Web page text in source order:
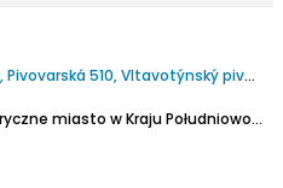
Czechy, Týn nad Vltavou, Pivovarská 510, Vltavotýnský pivovar
Týn nad Vltavou to historyczne miasto w Kraju Południowoczeskim, położone po obu brzegach Wełtawy niedaleko ujścia Lužnicy.